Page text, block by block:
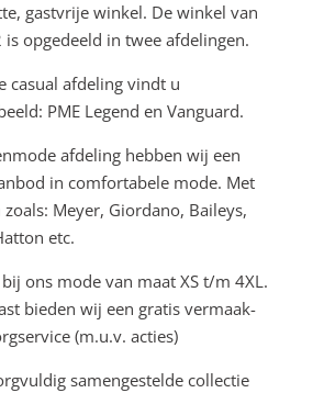
gastvrije winkel. De winkel van
opgedeeld in twee afdelingen.
casual afdeling vindt u
PME Legend en Vanguard.
afdeling hebben wij een
in comfortabele mode. Met
Meyer, Giordano, Baileys,
etc.
ons mode van maat XS t/m 4XL.
bieden wij een gratis vermaak-
(m.u.v. acties)
samengestelde collectie